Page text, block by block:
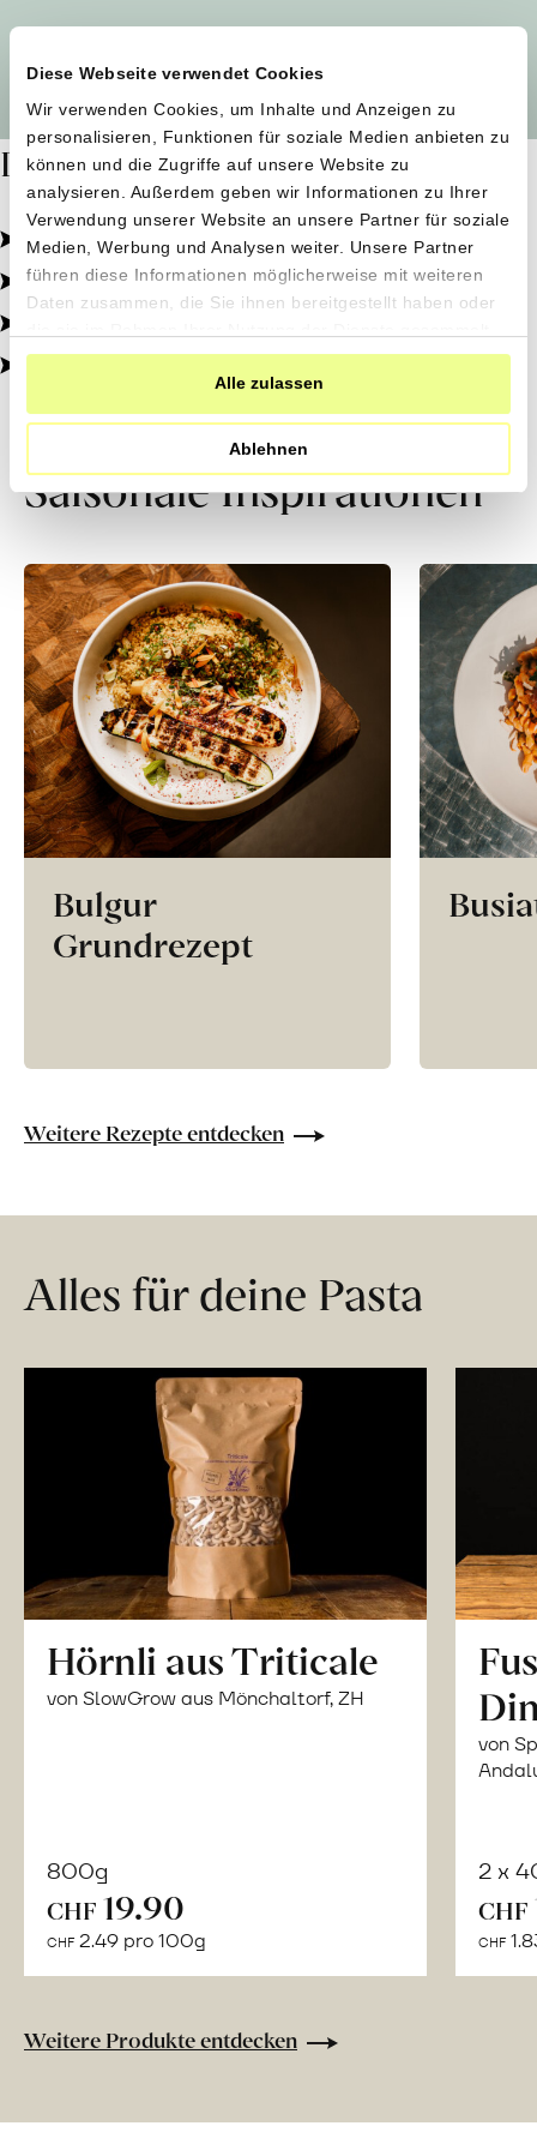
Diese Webseite verwendet Cookies
Wir verwenden Cookies, um Inhalte und Anzeigen zu
personalisieren, Funktionen für soziale Medien anbieten zu
können und die Zugriffe auf unsere Website zu
analysieren. Außerdem geben wir Informationen zu Ihrer
Verwendung unserer Website an unsere Partner für soziale
Medien, Werbung und Analysen weiter. Unsere Partner
führen diese Informationen möglicherweise mit weiteren
Daten zusammen, die Sie ihnen bereitgestellt haben oder
haben.
Alle zulassen
Ablehnen
Dafür stehen wir
Pestizidfrei angebaut, schonend verarbeitet.
Natürliche Zutaten, echter Geschmack.
Von kleinen Höfen, direkt zu dir.
100% transparent, 0% Zusatzstoffe.
Saisonale Inspirationen
Bulgur
Grundrezept
Weitere Rezepte entdecken
Alles für deine Pasta
Hörnli aus Triticale
von SlowGrow aus Mönchaltorf, ZH
800g
CHF 19.90
CHF 2.49 pro 100g
von
2 x
CHF
CHF
Weitere Produkte entdecken